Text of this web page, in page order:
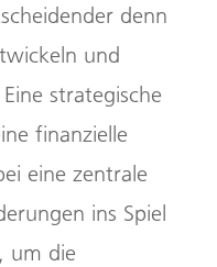
denn
und
strategische
finanzielle
eine zentrale
ins Spiel
um die